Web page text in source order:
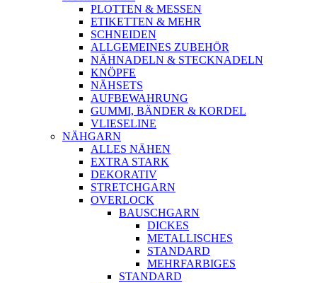
PLOTTEN & MESSEN
ETIKETTEN & MEHR
SCHNEIDEN
ALLGEMEINES ZUBEHÖR
NÄHNADELN & STECKNADELN
KNÖPFE
NÄHSETS
AUFBEWAHRUNG
GUMMI, BÄNDER & KORDEL
VLIESELINE
NÄHGARN
ALLES NÄHEN
EXTRA STARK
DEKORATIV
STRETCHGARN
OVERLOCK
BAUSCHGARN
DICKES
METALLISCHES
STANDARD
MEHRFARBIGES
STANDARD